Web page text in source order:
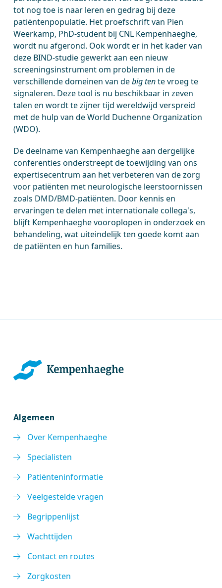
tot nog toe is naar leren en gedrag bij deze
patiëntenpopulatie. Het proefschrift van Pien
Weerkamp, PhD-student bij CNL Kempenhaeghe,
wordt nu afgerond. Ook wordt er in het kader van
deze BIND-studie gewerkt aan een nieuw
screeningsinstrument om problemen in de
verschillende domeinen van debig tente vroeg te
signaleren. Deze tool is nu beschikbaar in zeven
talen en wordt te zijner tijd wereldwijd verspreid
met de hulp van de World Duchenne Organization
(WDO).
De deelname van Kempenhaeghe aan dergelijke
conferenties onderstreept de toewijding van ons
expertisecentrum aan het verbeteren van de zorg
voor patiënten met neurologische leerstoornissen
zoals DMD/BMD-patiënten. Door kennis en
ervaringen te delen met internationale collega's,
blijft Kempenhaeghe vooroplopen in onderzoek en
behandeling, wat uiteindelijk ten goede komt aan
de patiënten en hun families.
Algemeen
Over Kempenhaeghe
Specialisten
Patiënteninformatie
Veelgestelde vragen
Begrippenlijst
Wachttijden
Contact en routes
Zorgkosten